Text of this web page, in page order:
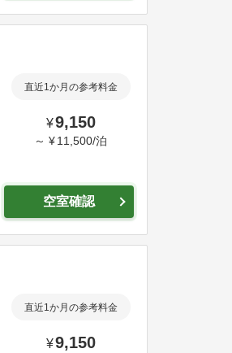
直近1か月の参考料金
¥9,150
～ ¥ 11,500/泊
空室確認
直近1か月の参考料金
¥9,150